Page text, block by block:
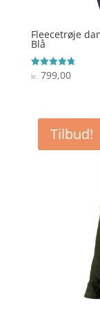
Fleecetrøje
Blå
Vurderet
4.8
kr.799,00
Tilbud!